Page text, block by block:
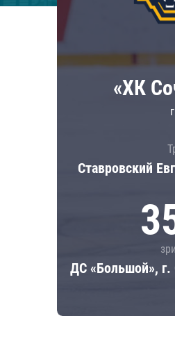
«ХК
Ставровский
ДС «Большой», г.